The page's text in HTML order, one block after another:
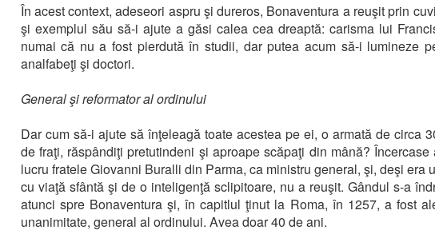
În acest context, adeseori aspru şi dureros, Bonaventura a reuşit prin
şi exemplul său să-i ajute a găsi calea cea dreaptă: carisma lui
numai că nu a fost pierdută în studii, dar putea acum să-i lumineze
analfabeţi şi doctori.
General şi reformator al ordinului
Dar cum să-i ajute să înţeleagă toate acestea pe ei, o armată de circa
de fraţi, răspândiţi pretutindeni şi aproape scăpaţi din mână? Încercase
lucru fratele Giovanni Buralli din Parma, ca ministru general, şi, deşi era
cu viaţă sfântă şi de o inteligenţă sclipitoare, nu a reuşit. Gândul s-a
atunci spre Bonaventura şi, în capitlul ţinut la Roma, în 1257, a fost
unanimitate, general al ordinului. Avea doar 40 de ani.